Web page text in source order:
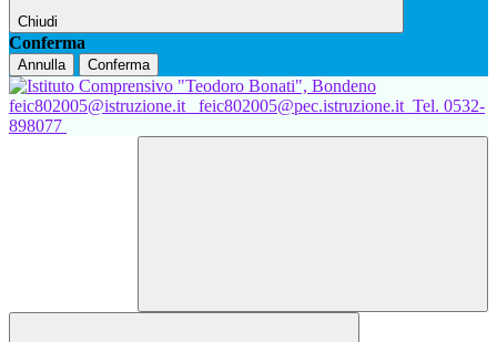
Chiudi
Conferma
Annulla Conferma
feic802005@istruzione.it feic802005@pec.istruzione.it Tel. 0532-
898077